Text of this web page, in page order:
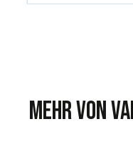
Mehr von